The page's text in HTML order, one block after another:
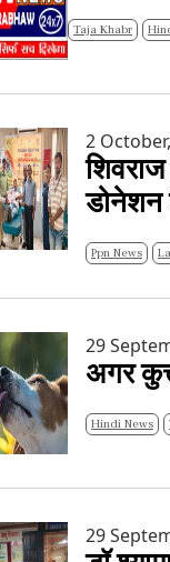
Taja Khabr
2
डोनेशन
Ppn News
29
अगर
Hindi News
29